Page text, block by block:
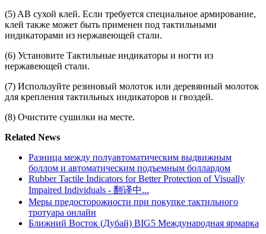
(5) AB сухой клей. Если требуется специальное армирование,
клей также может быть применен под тактильными
индикаторами из нержавеющей стали.
(6) Установите Тактильные индикаторы и ногти из
нержавеющей стали.
(7) Используйте резиновый молоток или деревянный молоток
для крепления тактильных индикаторов и гвоздей.
(8) Очистите сушилки на месте.
Related News
Разница между полуавтоматическим выдвижным
боллом и автоматическим подъемным боллардом
Rubber Tactile Indicators for Better Protection of Visually
Impaired Individuals - 翻译中...
Меры предосторожности при покупке тактильного
тротуара онлайн
Ближний Восток (Дубай) BIG5 Международная ярмарка